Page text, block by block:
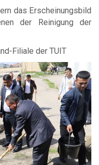
das Erscheinungsbild
der Reinigung der
Filiale der TUIT